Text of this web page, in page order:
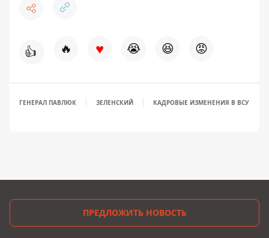
👍 🔥 ♥ 😭 😆 😡
ГЕНЕРАЛ ПАВЛЮК ЗЕЛЕНСКИЙ КАДРОВЫЕ ИЗМЕНЕНИЯ В ВСУ
ПРЕДЛОЖИТЬ НОВОСТЬ